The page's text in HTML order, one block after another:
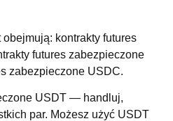
kontrakty futures
futures zabezpieczone
zabezpieczone USDC.
USDT — handluj,
par. Możesz użyć USDT